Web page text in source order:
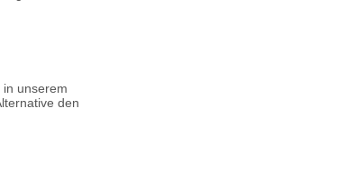
unserem
den